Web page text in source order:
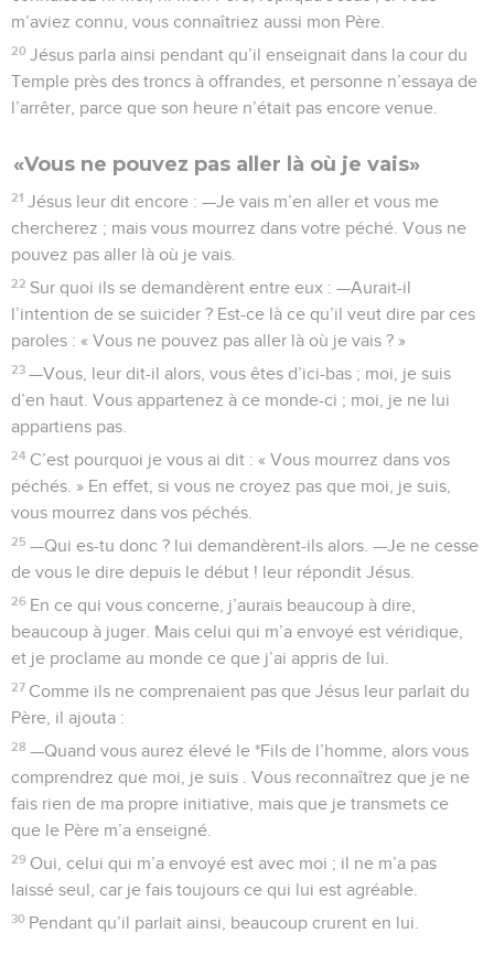
m’aviez connu, vous connaîtriez aussi mon Père.
20 Jésus parla ainsi pendant qu’il enseignait dans la cour du
Temple près des troncs à offrandes, et personne n’essaya de
l’arrêter, parce que son heure n’était pas encore venue.
«Vous ne pouvez pas aller là où je vais»
21 Jésus leur dit encore : —Je vais m’en aller et vous me
chercherez ; mais vous mourrez dans votre péché. Vous ne
pouvez pas aller là où je vais.
22 Sur quoi ils se demandèrent entre eux : —Aurait-il
l’intention de se suicider ? Est-ce là ce qu’il veut dire par ces
paroles : « Vous ne pouvez pas aller là où je vais ? »
23 —Vous, leur dit-il alors, vous êtes d’ici-bas ; moi, je suis
d’en haut. Vous appartenez à ce monde-ci ; moi, je ne lui
appartiens pas.
24 C’est pourquoi je vous ai dit : « Vous mourrez dans vos
péchés. » En effet, si vous ne croyez pas que moi, je suis,
vous mourrez dans vos péchés.
25 —Qui es-tu donc ? lui demandèrent-ils alors. —Je ne cesse
de vous le dire depuis le début ! leur répondit Jésus.
26 En ce qui vous concerne, j’aurais beaucoup à dire,
beaucoup à juger. Mais celui qui m’a envoyé est véridique,
et je proclame au monde ce que j’ai appris de lui.
27 Comme ils ne comprenaient pas que Jésus leur parlait du
Père, il ajouta :
28 —Quand vous aurez élevé le *Fils de l’homme, alors vous
comprendrez que moi, je suis . Vous reconnaîtrez que je ne
fais rien de ma propre initiative, mais que je transmets ce
que le Père m’a enseigné.
29 Oui, celui qui m’a envoyé est avec moi ; il ne m’a pas
laissé seul, car je fais toujours ce qui lui est agréable.
30 Pendant qu’il parlait ainsi, beaucoup crurent en lui.